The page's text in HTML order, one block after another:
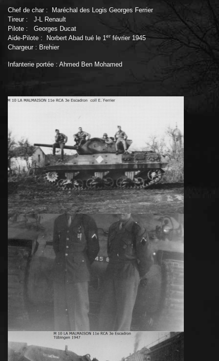
Chef de char : Maréchal des Logis Georges Ferrier
Tireur : J-L Renault
Pilote : Georges Ducat
Aide-Pilote : Norbert Abad tué le 1erfévrier 1945
Chargeur : Brehier
Infanterie portée : Ahmed Ben Mohamed